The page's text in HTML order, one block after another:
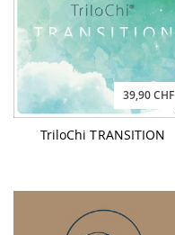
39,90 CHF
TriloChi TRANSITION